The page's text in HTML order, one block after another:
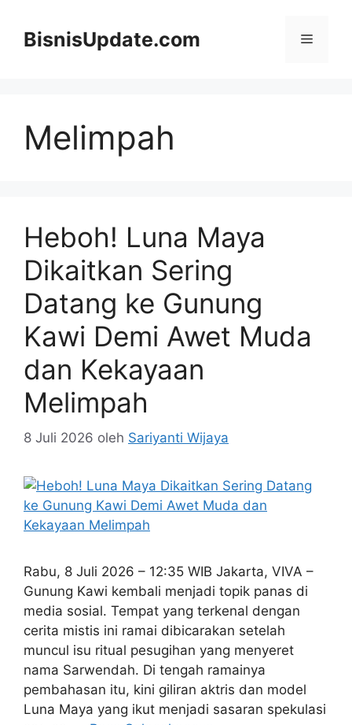
BisnisUpdate.com Menu
Melimpah
Heboh! Luna Maya
Dikaitkan Sering
Datang ke Gunung
Kawi Demi Awet Muda
dan Kekayaan
Melimpah
8 Juli 2026 oleh Sariyanti Wijaya
Rabu, 8 Juli 2026 – 12:35 WIB Jakarta, VIVA –
Gunung Kawi kembali menjadi topik panas di
media sosial. Tempat yang terkenal dengan
cerita mistis ini ramai dibicarakan setelah
muncul isu ritual pesugihan yang menyeret
nama Sarwendah. Di tengah ramainya
pembahasan itu, kini giliran aktris dan model
Luna Maya yang ikut menjadi sasaran spekulasi